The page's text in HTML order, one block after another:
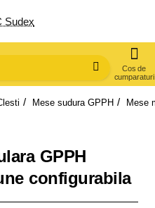
Mese sudura GPPH Mese
GPPH
configurabila